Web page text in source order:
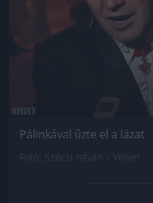
Pálinkával űzte el a lázat